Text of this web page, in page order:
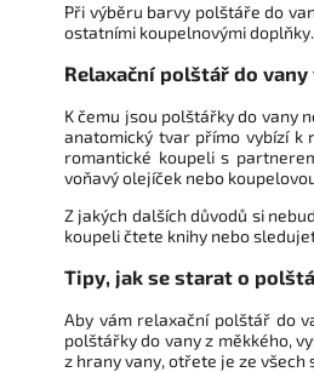
Při výběru barvy polštáře do
ostatními koupelnovými doplňky.
Relaxační polštář do
K čemu jsou polštářky do vany
anatomický tvar přímo vybízí k
romantické koupeli s
voňavý olejíček nebo
Z jakých dalších důvodů si
koupeli čtete knihy nebo
Tipy, jak se starat o
Aby vám relaxační polštář do
polštářky do vany z měkkého,
z hrany vany, otřete je ze